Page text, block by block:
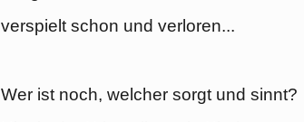
verspielt schon und verloren...
Wer ist noch, welcher sorgt und sinnt?